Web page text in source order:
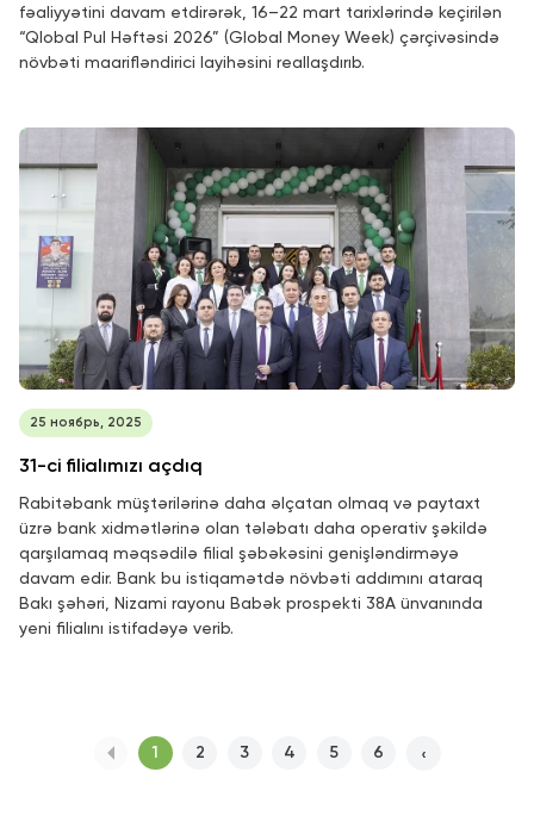
fəaliyyətini davam etdirərək, 16–22 mart tarixlərində keçirilən
“Qlobal Pul Həftəsi 2026” (Global Money Week) çərçivəsində
növbəti maarifləndirici layihəsini reallaşdırıb.
25 ноябрь, 2025
31-ci filialımızı açdıq
Rabitəbank müştərilərinə daha əlçatan olmaq və paytaxt
üzrə bank xidmətlərinə olan tələbatı daha operativ şəkildə
qarşılamaq məqsədilə filial şəbəkəsini genişləndirməyə
davam edir. Bank bu istiqamətdə növbəti addımını ataraq
Bakı şəhəri, Nizami rayonu Babək prospekti 38A ünvanında
yeni filialını istifadəyə verib.
1 2 3 4 5 6 ›